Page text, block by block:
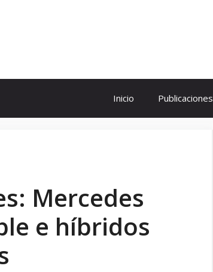
Inicio Publicaciones
Mercedes
e híbridos